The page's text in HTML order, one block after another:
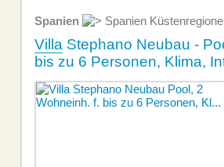
Spanien Spanien
Villa Stephano Neubau -
bis zu 6 Personen, Klima,